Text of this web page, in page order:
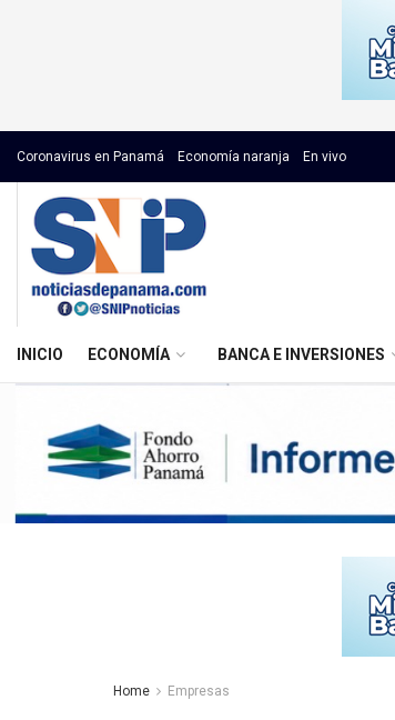
Coronavirus en Panamá Economía naranja En vivo
INICIO ECONOMÍA BANCA E INVERSIONES
Home Empresas